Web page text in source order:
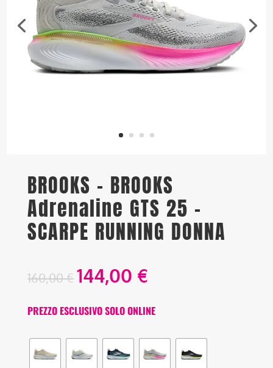
BROOKS – BROOKS
Adrenaline GTS 25 –
SCARPE RUNNING DONNA
160,00€ 144,00 €
PREZZO ESCLUSIVO SOLO ONLINE